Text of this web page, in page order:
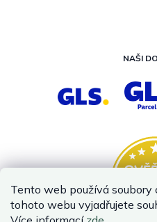
Tento web používá soubory
tohoto webu vyjadřujete
NAŠI